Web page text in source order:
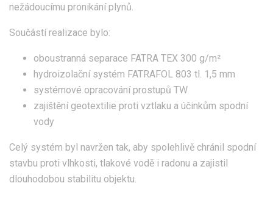
nežádoucímu pronikání plynů.
Součástí realizace bylo:
oboustranná separace FATRA TEX 300 g/m²
hydroizolační systém FATRAFOL 803 tl. 1,5 mm
systémové opracování prostupů TW
zajištění geotextilie proti vztlaku a účinkům spodní
vody
Celý systém byl navržen tak, aby spolehlivě chránil spodní
stavbu proti vlhkosti, tlakové vodě i radonu a zajistil
dlouhodobou stabilitu objektu.